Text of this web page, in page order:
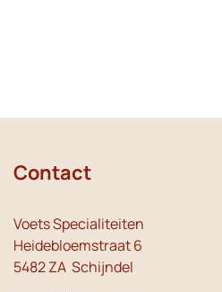
Contact
Voets Specialiteiten
Heidebloemstraat 6
5482 ZA Schijndel